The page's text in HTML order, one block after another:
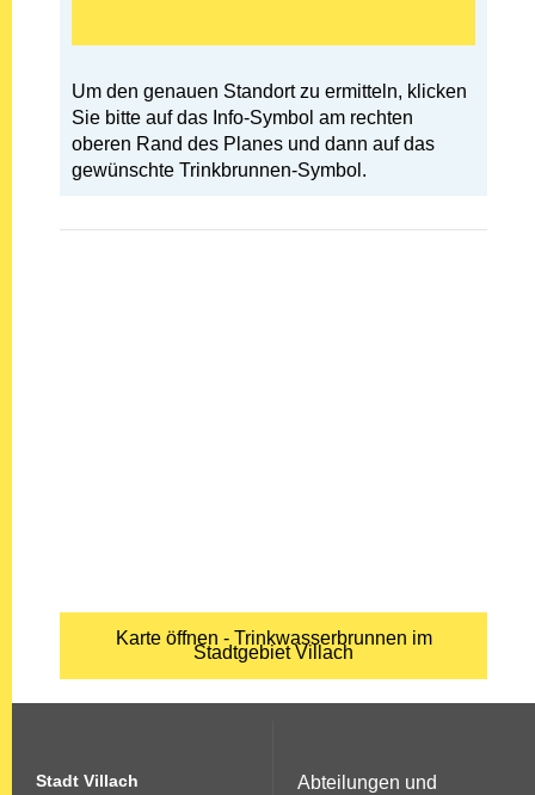
Um den genauen Standort zu ermitteln, klicken
Sie bitte auf das Info-Symbol am rechten
oberen Rand des Planes und dann auf das
gewünschte Trinkbrunnen-Symbol.
Karte öffnen - Trinkwasserbrunnen im
Stadtgebiet Villach
Stadt Villach
Abteilungen und